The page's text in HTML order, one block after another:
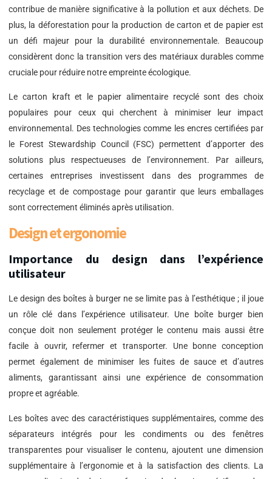
contribue de manière significative à la pollution et aux déchets. De
plus, la déforestation pour la production de carton et de papier est
un défi majeur pour la durabilité environnementale. Beaucoup
considèrent donc la transition vers des matériaux durables comme
cruciale pour réduire notre empreinte écologique.
Le carton kraft et le papier alimentaire recyclé sont des choix
populaires pour ceux qui cherchent à minimiser leur impact
environnemental. Des technologies comme les encres certifiées par
le Forest Stewardship Council (FSC) permettent d’apporter des
solutions plus respectueuses de l’environnement. Par ailleurs,
certaines entreprises investissent dans des programmes de
recyclage et de compostage pour garantir que leurs emballages
sont correctement éliminés après utilisation.
Design et ergonomie
Importance du design dans l’expérience
utilisateur
Le design des boîtes à burger ne se limite pas à l’esthétique ; il joue
un rôle clé dans l’expérience utilisateur. Une boîte burger bien
conçue doit non seulement protéger le contenu mais aussi être
facile à ouvrir, refermer et transporter. Une bonne conception
permet également de minimiser les fuites de sauce et d’autres
aliments, garantissant ainsi une expérience de consommation
propre et agréable.
Les boîtes avec des caractéristiques supplémentaires, comme des
séparateurs intégrés pour les condiments ou des fenêtres
transparentes pour visualiser le contenu, ajoutent une dimension
supplémentaire à l’ergonomie et à la satisfaction des clients. La